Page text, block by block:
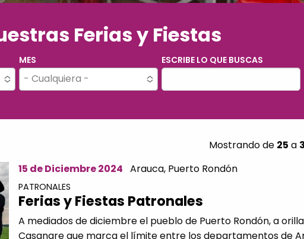
Ferias y Fiestas
MES
- Cualquiera -
ESCRIBE LO QUE BUSCAS
Mostrando de 25 a
15 de Diciembre 2024 Arauca, Puerto Rondón
PATRONALES
Ferias y Fiestas Patronales
A mediados de diciembre el pueblo de Puerto Rondón, a
Casanare que marca el límite entre los departamentos de